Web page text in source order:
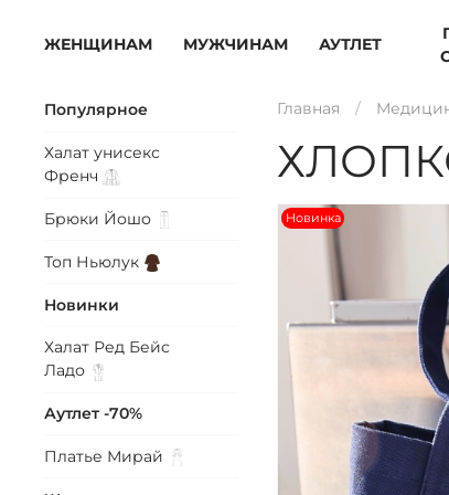
ЖЕНЩИНАМ МУЖЧИНАМ АУТЛЕТ
Главная
Новинка
Популярное
Халат унисекс
Френч
Брюки Йошо
Топ Ньюлук
Новинки
Халат Ред Бейс
Ладо
Аутлет -70%
Платье Мирай